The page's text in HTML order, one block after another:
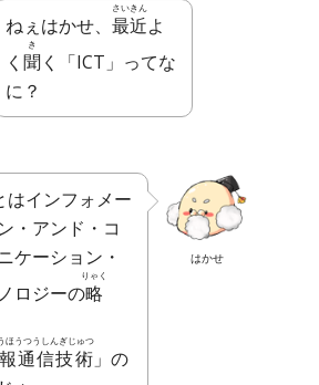
ねぇはかせ、 最近
さいきん
よ
く 聞
き
く「ICT」ってな
に？
はかせ
はインフォメー
・アンド・コ
ケーション・
ロジーの略
りゃく
通信技術
ほうつうしんぎじゅつ
」の